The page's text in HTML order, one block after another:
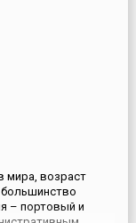
мира, возраст
большинство
– портовый и